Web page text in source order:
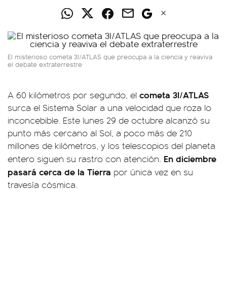
El misterioso cometa 3I/ATLAS que preocupa a la ciencia y reaviva
el debate extraterrestre
A 60 kilómetros por segundo, el cometa 3I/ATLAS
surca el Sistema Solar a una velocidad que roza lo
inconcebible. Este lunes 29 de octubre alcanzó su
punto más cercano al Sol, a poco más de 210
millones de kilómetros, y los telescopios del planeta
entero siguen su rastro con atención. En diciembre
pasará cerca de la Tierra por única vez en su
travesía cósmica.